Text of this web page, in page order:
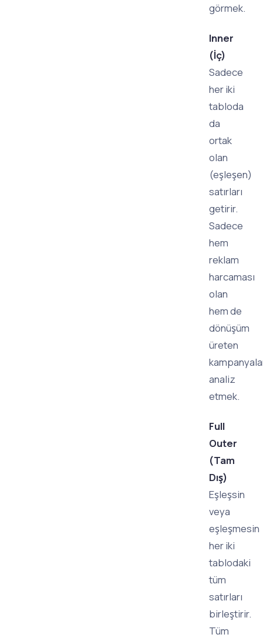
görmek.
Inner
(İç)
Sadece
her iki
tabloda
da
ortak
olan
(eşleşen)
satırları
getirir.
Sadece
hem
reklam
harcaması
olan
hem de
dönüşüm
üreten
analiz
etmek.
Full
Outer
(Tam
Dış)
Eşleşsin
veya
eşleşmesin
her iki
tablodaki
tüm
satırları
birleştirir.
Tüm